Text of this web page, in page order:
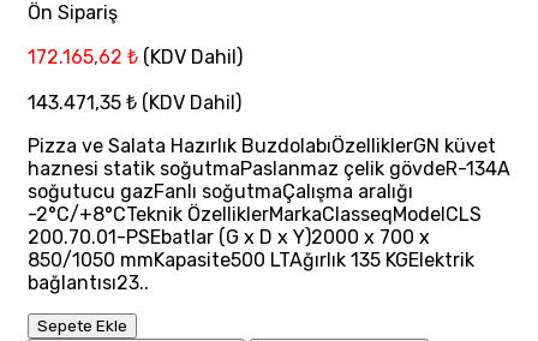
Ön Sipariş
172.165,62 ₺ (KDV Dahil)
143.471,35 ₺ (KDV Dahil)
Pizza ve Salata Hazırlık BuzdolabıÖzelliklerGN küvet
haznesi statik soğutmaPaslanmaz çelik gövdeR-134A
soğutucu gazFanlı soğutmaÇalışma aralığı
-2°C/+8°CTeknik ÖzelliklerMarkaClasseqModelCLS
200.70.01-PSEbatlar (G x D x Y)2000 x 700 x
850/1050 mmKapasite500 LTAğırlık 135 KGElektrik
bağlantısı23..
Sepete Ekle